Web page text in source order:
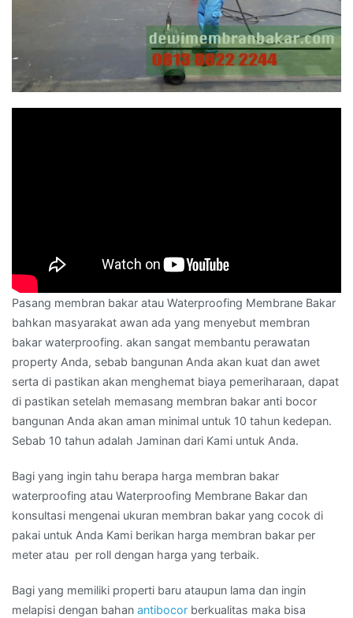
Pasang membran bakar atau Waterproofing Membrane Bakar
bahkan masyarakat awan ada yang menyebut membran
bakar waterproofing. akan sangat membantu perawatan
property Anda, sebab bangunan Anda akan kuat dan awet
serta di pastikan akan menghemat biaya pemeriharaan, dapat
di pastikan setelah memasang membran bakar anti bocor
bangunan Anda akan aman minimal untuk 10 tahun kedepan.
Sebab 10 tahun adalah Jaminan dari Kami untuk Anda.
Bagi yang ingin tahu berapa harga membran bakar
waterproofing atau Waterproofing Membrane Bakar dan
konsultasi mengenai ukuran membran bakar yang cocok di
pakai untuk Anda Kami berikan harga membran bakar per
meter atau per roll dengan harga yang terbaik.
Bagi yang memiliki properti baru ataupun lama dan ingin
melapisi dengan bahan antibocor berkualitas maka bisa